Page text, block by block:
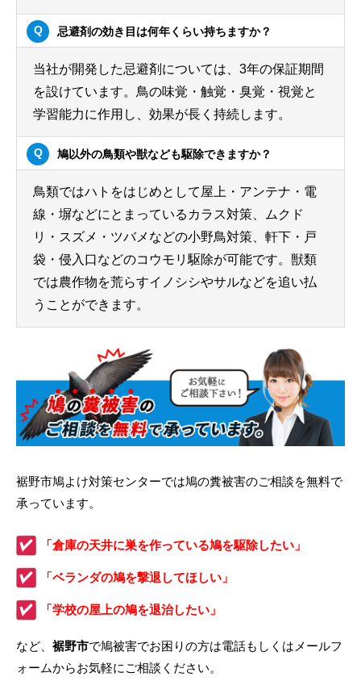
忌避剤の効き目は何年くらい持ちますか？
当社が開発した忌避剤については、3年の保証期間
を設けています。鳥の味覚・触覚・臭覚・視覚と
学習能力に作用し、効果が長く持続します。
鳩以外の鳥類や獣なども駆除できますか？
鳥類ではハトをはじめとして屋上・アンテナ・電
線・塀などにとまっているカラス対策、ムクド
リ・スズメ・ツバメなどの小野鳥対策、軒下・戸
袋・侵入口などのコウモリ駆除が可能です。獣類
では農作物を荒らすイノシシやサルなどを追い払
うことができます。
裾野市鳩よけ対策センターでは鳩の糞被害のご相談を無料で
承っています。
「倉庫の天井に巣を作っている鳩を駆除したい」
「ベランダの鳩を撃退してほしい」
「学校の屋上の鳩を退治したい」
など、 裾野市で鳩被害でお困りの方は電話もしくはメールフ
ォームからお気軽にご相談ください。